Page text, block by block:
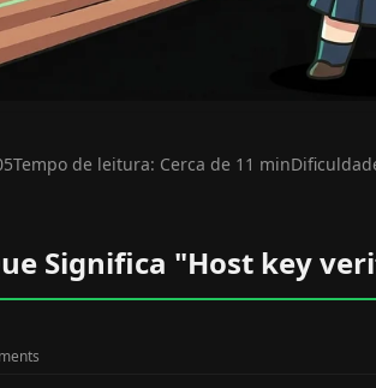
Tempo de leitura: Cerca de 11 min
Significa "Host key